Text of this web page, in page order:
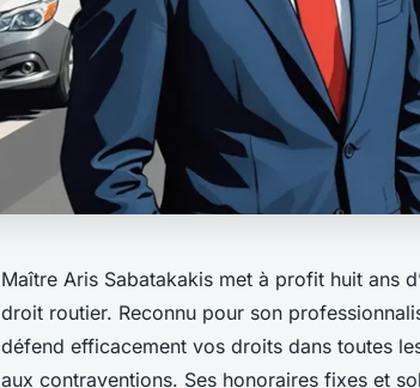
Maître Aris Sabatakakis met à profit huit ans
droit routier. Reconnu pour son
défend efficacement vos droits dans toutes
aux contraventions. Ses honoraires fixes et